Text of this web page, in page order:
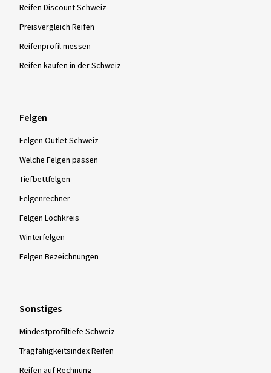
Reifen Discount Schweiz
Preisvergleich Reifen
Reifenprofil messen
Reifen kaufen in der Schweiz
Felgen
Felgen Outlet Schweiz
Welche Felgen passen
Tiefbettfelgen
Felgenrechner
Felgen Lochkreis
Winterfelgen
Felgen Bezeichnungen
Sonstiges
Mindestprofiltiefe Schweiz
Tragfähigkeitsindex Reifen
Reifen auf Rechnung